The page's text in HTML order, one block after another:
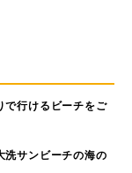
で行けるビーチをご
洗サンビーチの海の